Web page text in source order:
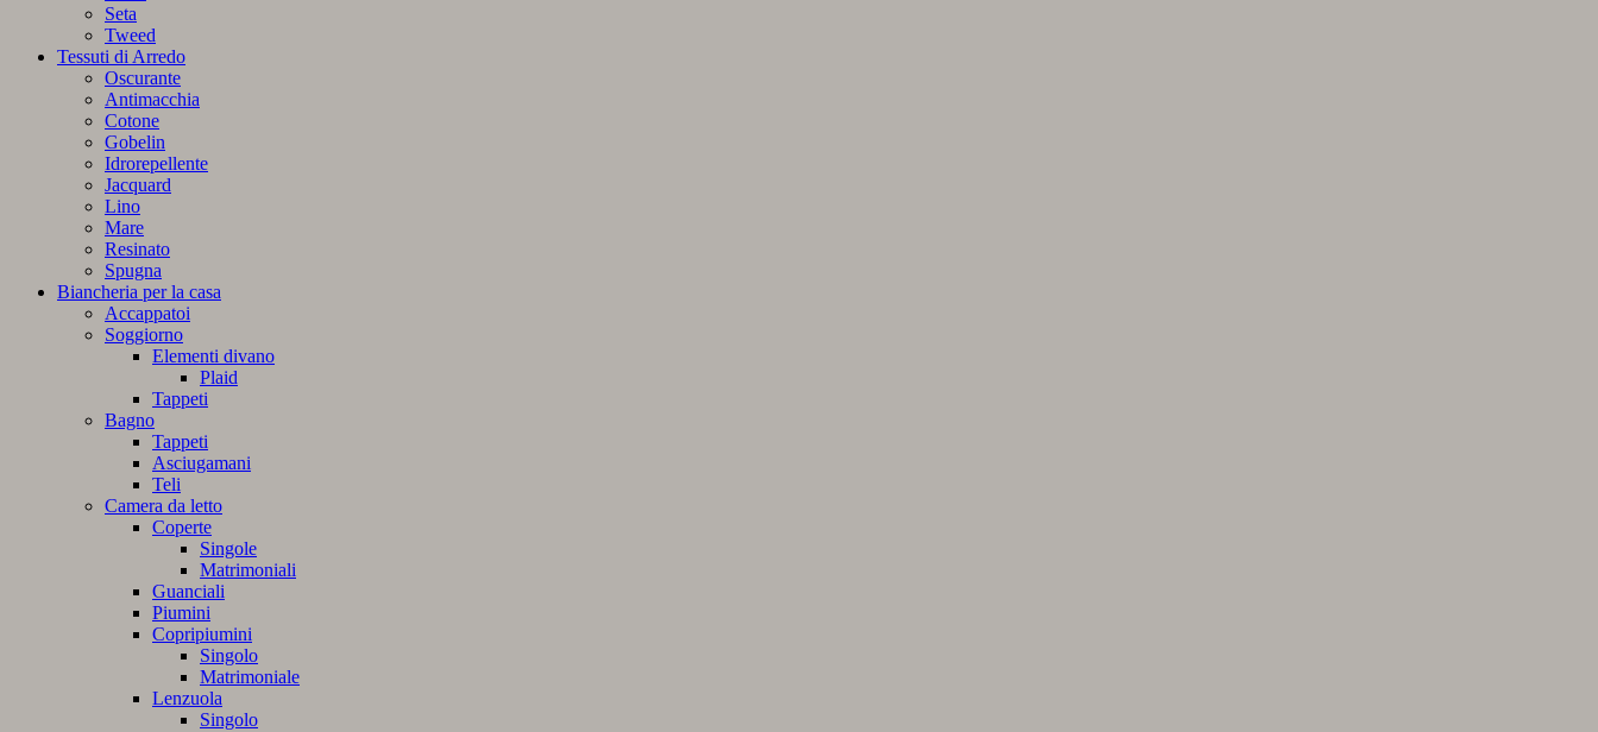
Seta
Tweed
Tessuti di Arredo
Oscurante
Antimacchia
Cotone
Gobelin
Idrorepellente
Jacquard
Lino
Mare
Resinato
Spugna
Biancheria per la casa
Accappatoi
Soggiorno
Elementi divano
Plaid
Tappeti
Bagno
Tappeti
Asciugamani
Teli
Camera da letto
Coperte
Singole
Matrimoniali
Guanciali
Piumini
Copripiumini
Singolo
Matrimoniale
Lenzuola
Singolo